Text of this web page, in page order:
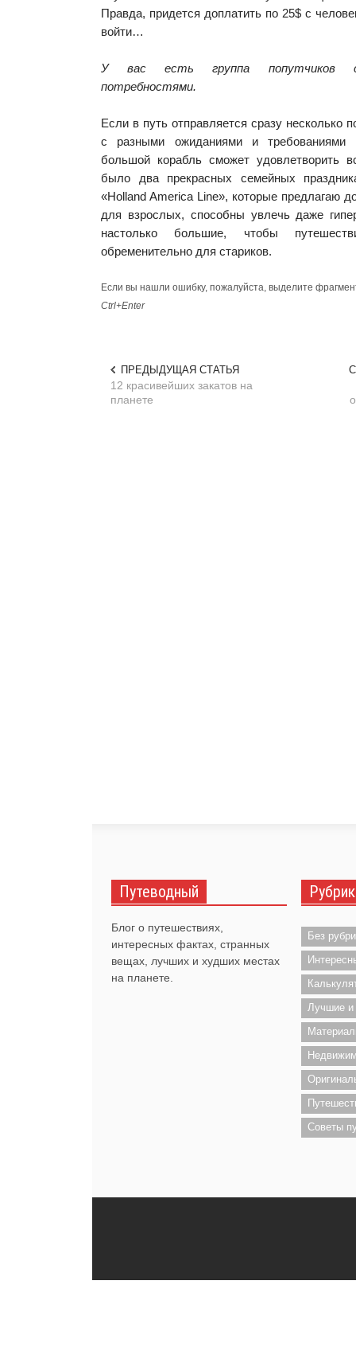
Правда, придется доплатить по 25$ с
войти…
У вас есть группа попутчиков с
потребностями.
Если в путь отправляется сразу несколько
с разными ожиданиями и требованиями
большой корабль сможет удовлетворить
было два прекрасных семейных
«Holland America Line», которые предлагаю
для взрослых, способны увлечь даже
настолько большие, чтобы
обременительно для стариков.
Если вы нашли ошибку, пожалуйста, выделите
Ctrl+Enter
ПРЕДЫДУЩАЯ СТАТЬЯ
12 красивейших закатов на
планете
Путеводный
Блог о путешествиях,
интересных фактах, странных
вещах, лучших и худших местах
на планете.
Без
Лучшие и
Советы